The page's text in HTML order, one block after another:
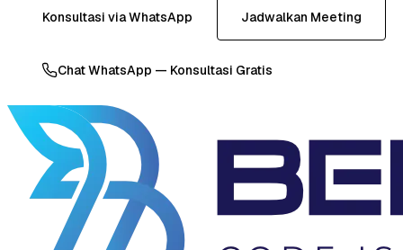
Konsultasi via WhatsApp Jadwalkan Meeting
Chat WhatsApp — Konsultasi Gratis